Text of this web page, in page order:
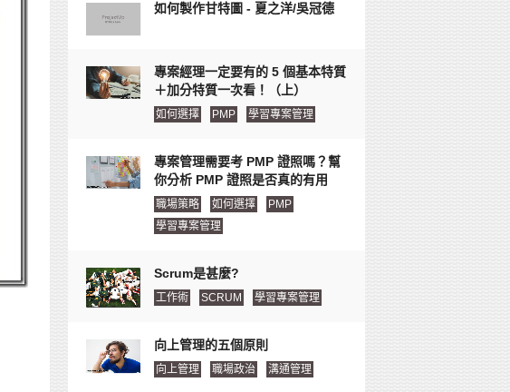
如何製作甘特圖 - 夏之洋/吳冠德
專案經理一定要有的 5 個基本特質
＋加分特質一次看！（上）
如何選擇 PMP 學習專案管理
專案管理需要考 PMP 證照嗎？幫
你分析 PMP 證照是否真的有用
職場策略 如何選擇
PMP
學習專案管理
Scrum是甚麼?
工作術 SCRUM 學習專案管理
向上管理的五個原則
向上管理 職場政治 溝通管理